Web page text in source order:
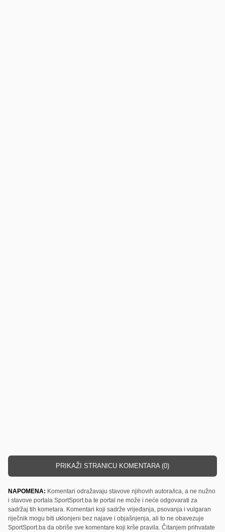
PRIKAŽI STRANICU KOMENTARA (0)
NAPOMENA: Komentari odražavaju stavove njihovih autora/ica, a ne nužno
i stavove portala SportSport.ba te portal ne može i neće odgovarati za
sadržaj tih kometara. Komentari koji sadrže vrijeđanja, psovanja i vulgaran
riječnik mogu biti uklonjeni bez najave i objašnjenja, ali to ne obavezuje
SportSport.ba da obriše sve komentare koji krše pravila. Čitanjem prihvatate